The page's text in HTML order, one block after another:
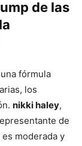
de las
fórmula
los
nikki haley,
de
moderada y